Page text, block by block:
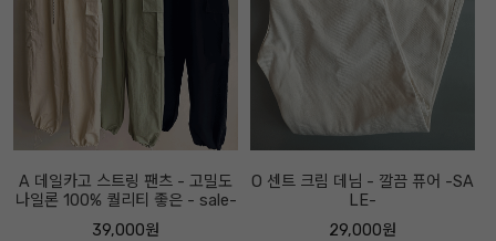
A 데일카고 스트링 팬츠 - 고밀도
나일론 100% 퀄리티 좋은 - sale-
39,000원
O 센트 크림 데님 - 깔끔 퓨어 -SA
LE-
29,000원